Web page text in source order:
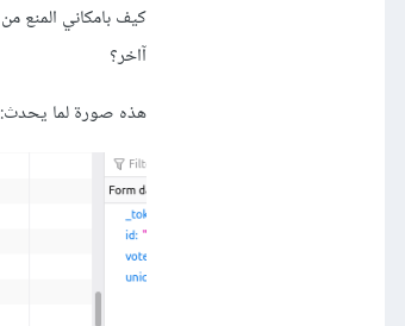
آاخر؟
هذه صورة لما يحدث: